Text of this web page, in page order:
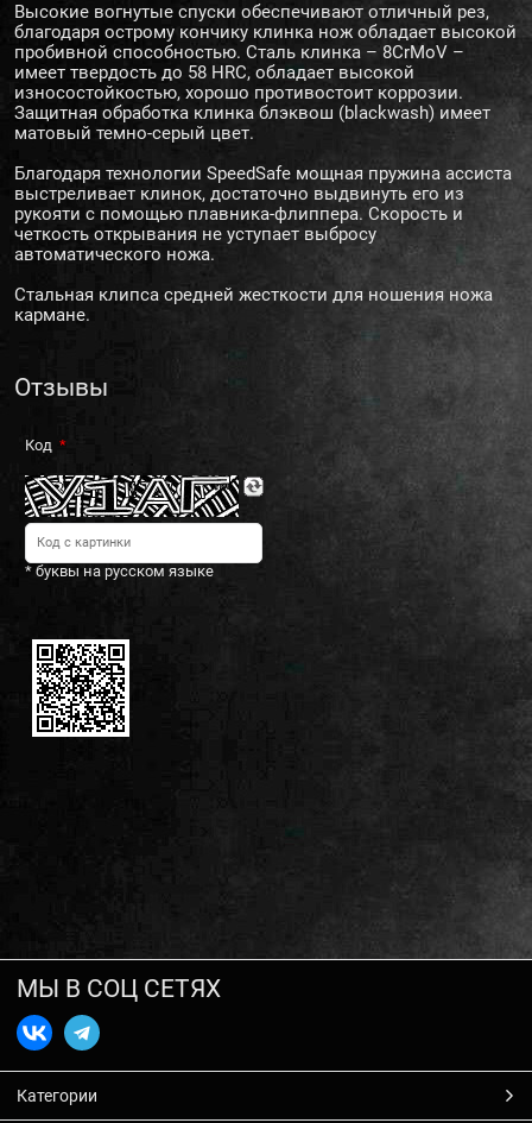
Высокие вогнутые спуски обеспечивают отличный рез,
благодаря острому кончику клинка нож обладает высокой
пробивной способностью. Сталь клинка – 8CrMoV –
имеет твердость до 58 HRC, обладает высокой
износостойкостью, хорошо противостоит коррозии.
Защитная обработка клинка блэквош (blackwash) имеет
матовый темно-серый цвет.
Благодаря технологии SpeedSafe мощная пружина ассиста
выстреливает клинок, достаточно выдвинуть его из
рукояти с помощью плавника-флиппера. Скорость и
четкость открывания не уступает выбросу
автоматического ножа.
Стальная клипса средней жесткости для ношения ножа
кармане.
Отзывы
Код
* буквы на русском языке
МЫ В СОЦ СЕТЯХ
Категории